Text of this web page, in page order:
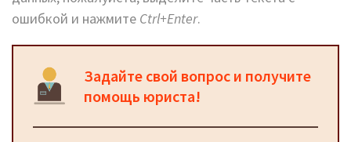
ошибкой и нажмите Ctrl+Enter.
Задайте свой вопрос и получите
помощь юриста!